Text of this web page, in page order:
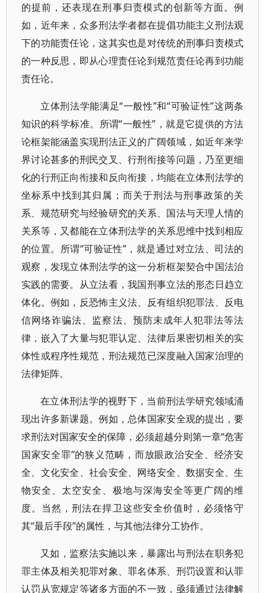
的提前，还表现在刑事归责模式的创新等方面。例
如，近年来，众多刑法学者都在提倡功能主义刑法观
下的功能责任论，这其实也是对传统的刑事归责模式
的一种反思，即从心理责任论到规范责任论再到功能
责任论。
立体刑法学能满足“一般性”和“可验证性”这两条
知识的科学标准。所谓“一般性”，就是它提供的方法
论框架能涵盖实现刑法正义的广阔领域，如近年来学
界讨论甚多的刑民交叉、行刑衔接等问题，乃至更细
化的行刑正向衔接和反向衔接，均能在立体刑法学的
坐标系中找到其归属；而关于刑法与刑事政策的关
系、规范研究与经验研究的关系、国法与天理人情的
关系等，又都能在立体刑法学的关系思维中找到相应
的位置。所谓“可验证性”，就是通过对立法、司法的
观察，发现立体刑法学的这一分析框架契合中国法治
实践的需要。从立法看，我国刑事立法的形态日趋立
体化。例如，反恐怖主义法、反有组织犯罪法、反电
信网络诈骗法、监察法、预防未成年人犯罪法等法
律，嵌入了大量与犯罪认定、法律后果密切相关的实
体性或程序性规范，刑法规范已深度融入国家治理的
法律矩阵。
在立体刑法学的视野下，当前刑法学研究领域涌
现出许多新课题。例如，总体国家安全观的提出，要
求刑法对国家安全的保障，必须超越分则第一章“危害
国家安全罪”的狭义范畴，而放眼政治安全、经济安
全、文化安全、社会安全、网络安全、数据安全、生
物安全、太空安全、极地与深海安全等更广阔的维
度。当然，刑法在捍卫这些安全价值时，必须恪守
其“最后手段”的属性，与其他法律分工协作。
又如，监察法实施以来，暴露出与刑法在职务犯
罪主体及相关犯罪对象、罪名体系、刑罚设置和认罪
认罚从宽规定等诸多方面的不一致，亟须通过法律解